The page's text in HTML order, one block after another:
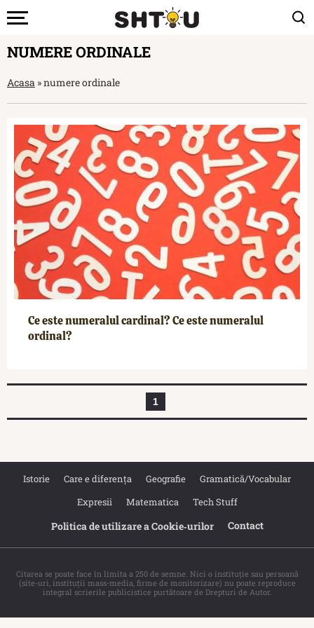
NUMERE ORDINALE
Acasa »numere ordinale
Ce este numeralul cardinal? Ce este numeralul
ordinal?
1
Istorie Care e diferența Geografie
Gramatică/Vocabular
Expresii
Matematica Tech Stuff
Politica de utilizare a Cookie‐urilor Contact
Citarea se poate face în limita a 250 de semne. Nici o instituţie sau persoană
(site-uri, instituţii mass-media, firme de monitorizare) nu poate reproduce
integral scrierile publicistice purtătoare de Drepturi de Autor.